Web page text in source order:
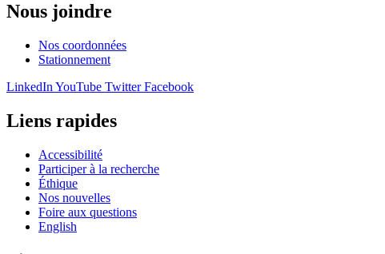
Nous joindre
Nos coordonnées
Stationnement
LinkedIn YouTube Twitter Facebook
Liens rapides
Accessibilité
Participer à la recherche
Éthique
Nos nouvelles
Foire aux questions
English